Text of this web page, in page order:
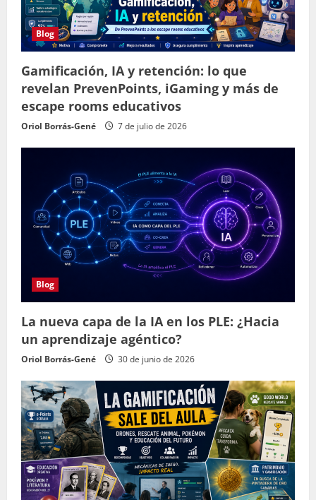
Blog
Gamificación, IA y retención: lo que
revelan PrevenPoints, iGaming y más de
escape rooms educativos
Oriol Borrás-Gené 7 de julio de 2026
Blog
La nueva capa de la IA en los PLE: ¿Hacia
un aprendizaje agéntico?
Oriol Borrás-Gené 30 de junio de 2026